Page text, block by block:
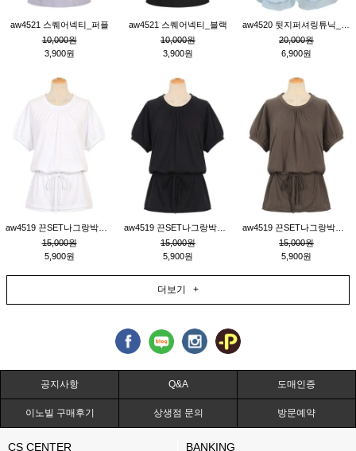
aw4521 스퀘어넥티_퍼플
10,000원
3,900원
aw4521 스퀘어넥티_블랙
10,000원
3,900원
20,000원
6,900원
15,000원
5,900원
15,000원
5,900원
15,000원
5,900원
더보기 +
공지사항 Q&A 도매인증
이노빌 구매후기 상생점 문의 방문예약
CS CENTER BANKING